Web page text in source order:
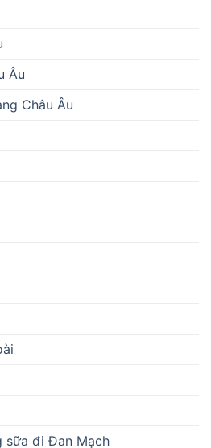
Âu
Châu Âu
sữa đi Đan Mạch